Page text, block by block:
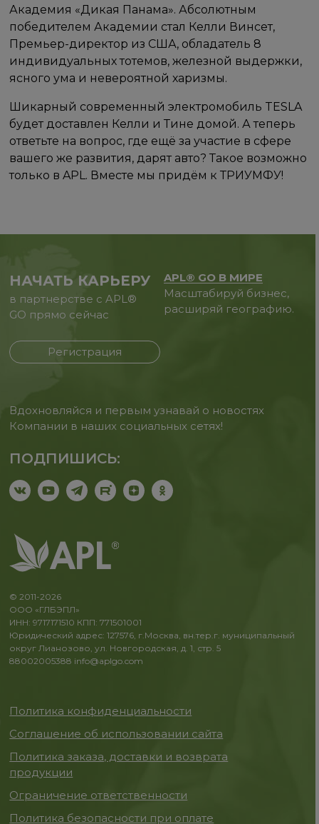
Академия «Дикая Панама». Абсолютным
победителем Академии стал Келли Винсет,
Премьер-директор из США, обладатель 8
индивидуальных тотемов, железной выдержки,
ясного ума и невероятной харизмы.
Шикарный современный электромобиль TESLA
будет доставлен Келли и Тине домой. А теперь
ответьте на вопрос, где ещё за участие в сфере
вашего же развития, дарят авто? Такое возможно
только в APL. Вместе мы придём к ТРИУМФУ!
НАЧАТЬ КАРЬЕРУ
в партнерстве с APL®
GO прямо сейчас
Регистрация
APL® GO В МИРЕ
Масштабируй бизнес,
расширяй географию.
Вдохновляйся и первым узнавай о новостях
Компании в наших социальных сетях!
ПОДПИШИСЬ:
© 2011-2026
ООО «ГЛБЭПЛ»
ИНН: 9717171510 КПП: 771501001
Юридический адрес: 127576, г.Москва, вн.тер.г. муниципальный
округ Лианозово, ул. Новгородская, д. 1, стр. 5
88002005388 info@aplgo.com
Политика конфиденциальности
Соглашение об использовании сайта
Политика заказа, доставки и возврата
продукции
Ограничение ответственности
Политика безопасности при оплате